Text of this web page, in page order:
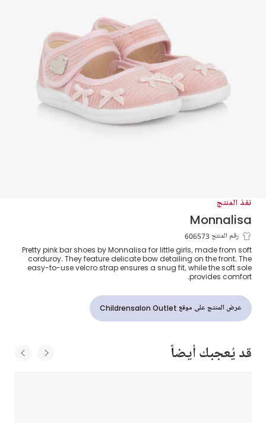
نفذ المنتج
Monnalisa
حذاء بسير كوردروي مزين بفيونكات لون زهري
للبنات الرضع
رقم المنتج 606573
Pretty pink bar shoes by Monnalisa for little girls, made from soft
corduroy. They feature delicate bow detailing on the front. The
easy-to-use velcro strap ensures a snug fit, while the soft sole
provides comfort.
عرض المنتج على موقع Childrensalon Outlet
قد يُعجبك أيضاً